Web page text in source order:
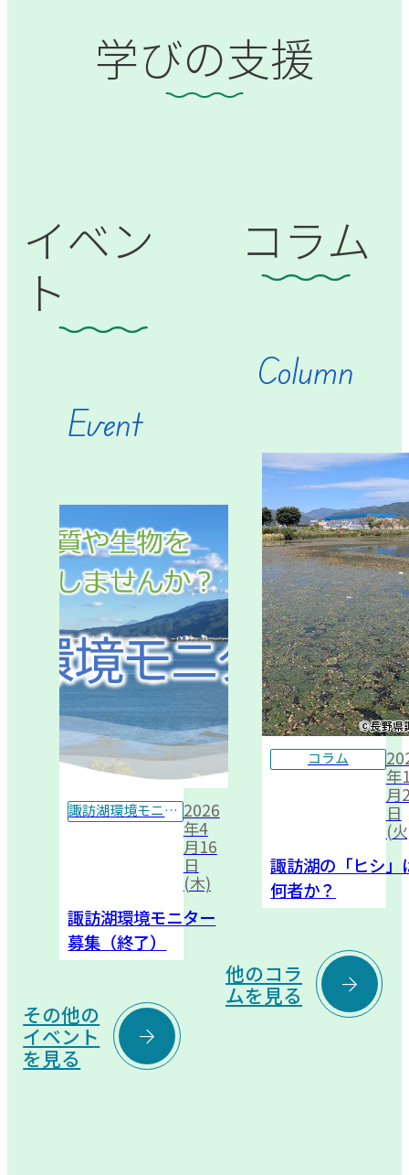
学びの支援
イベン
ト
Event
諏訪湖環境モニター 2026
年4
月16
日
(木)
諏訪湖環境モニター
募集（終了）
その他の
イベント
を見る

コラム
Column
コラム
年
月
日
(
諏訪湖の「ヒシ」
何者か？
他のコラ
ムを見る
